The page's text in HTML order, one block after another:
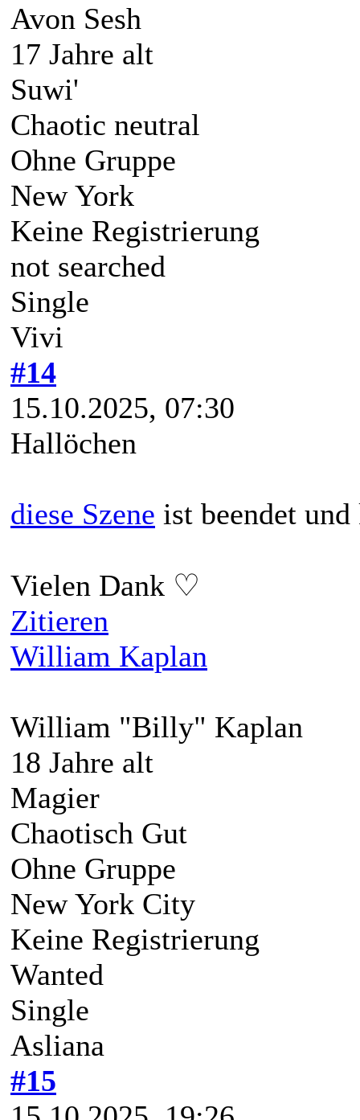
Avon Sesh
17 Jahre alt
Suwi'
Chaotic neutral
Ohne Gruppe
New York
Keine Registrierung
not searched
Single
Vivi
#14
15.10.2025, 07:30
Hallöchen
diese Szene ist beendet
Vielen Dank ♡
Zitieren
William Kaplan
William "Billy" Kaplan
18 Jahre alt
Magier
Chaotisch Gut
Ohne Gruppe
New York City
Keine Registrierung
Wanted
Single
Asliana
#15